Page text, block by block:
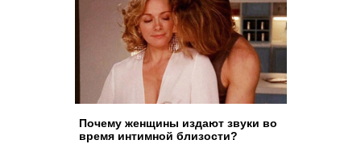
Почему женщины издают звуки во
время интимной близости?